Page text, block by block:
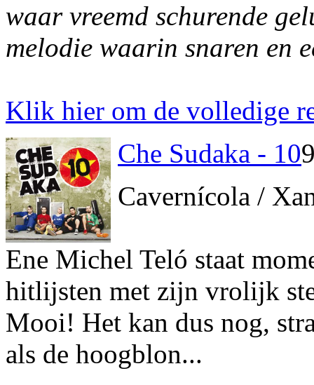
waar vreemd schurende
melodie waarin snaren en
Klik hier om de volledige
Che Sudaka - 10
Cavernícola /
Ene Michel Teló staat
hitlijsten met zijn vrolijk
Mooi! Het kan dus nog,
als de hoogblon...